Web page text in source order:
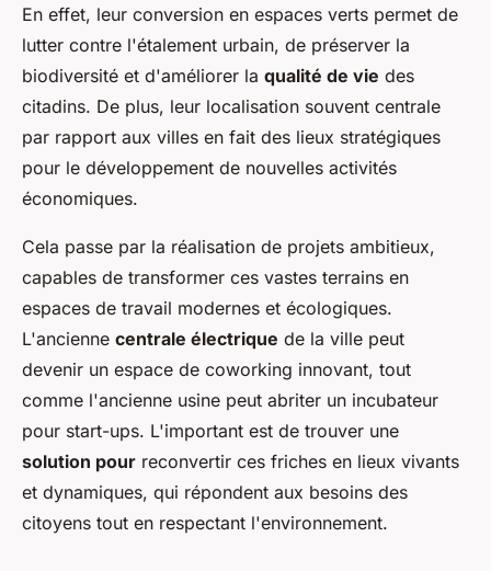
En effet, leur conversion en espaces verts permet de
lutter contre l'étalement urbain, de préserver la
biodiversité et d'améliorer la qualité de vie des
citadins. De plus, leur localisation souvent centrale
par rapport aux villes en fait des lieux stratégiques
pour le développement de nouvelles activités
économiques.
Cela passe par la réalisation de projets ambitieux,
capables de transformer ces vastes terrains en
espaces de travail modernes et écologiques.
L'ancienne centrale électrique de la ville peut
devenir un espace de coworking innovant, tout
comme l'ancienne usine peut abriter un incubateur
pour start-ups. L'important est de trouver une
solution pour reconvertir ces friches en lieux vivants
et dynamiques, qui répondent aux besoins des
citoyens tout en respectant l'environnement.